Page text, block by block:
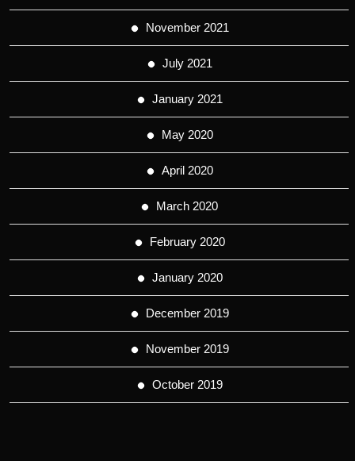
November 2021
July 2021
January 2021
May 2020
April 2020
March 2020
February 2020
January 2020
December 2019
November 2019
October 2019